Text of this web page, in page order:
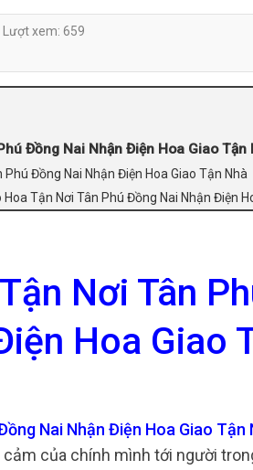
xem: 659
Đồng Nai Nhận Điện Hoa Giao Tận
Phú Đồng Nai Nhận Điện Hoa Giao Tận Nhà
Hoa Tận Nơi Tân Phú Đồng Nai Nhận Điện
Nơi Tân
Hoa Giao
Nai Nhận Điện Hoa Giao Tận
của chính mình tới người